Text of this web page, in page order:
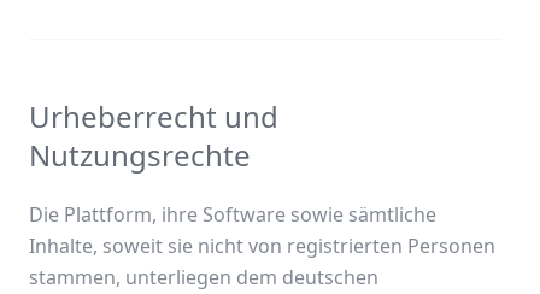
Urheberrecht und
Nutzungsrechte
Die Plattform, ihre Software sowie sämtliche
Inhalte, soweit sie nicht von registrierten Personen
stammen, unterliegen dem deutschen